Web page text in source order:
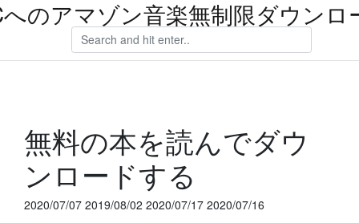
のアマゾン音楽無制限ダウンロ
無料の本を読んでダウ
ンロードする
2020/07/07 2019/08/02 2020/07/17 2020/07/16